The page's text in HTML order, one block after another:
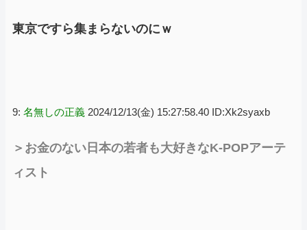
東京ですら集まらないのにｗ
9: 名無しの正義 2024/12/13(金) 15:27:58.40 ID:Xk2syaxb
＞お金のない日本の若者も大好きなK-POPアーテ
ィスト